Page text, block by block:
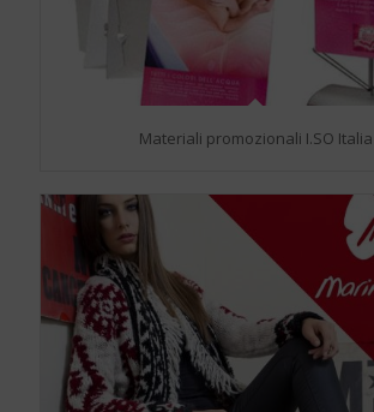
Materiali promozionali I.SO Italia